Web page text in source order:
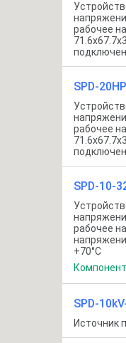
рабочее
SPD-
рабочее
SPD-10-
рабочее
+70°С
SPD-
Источник